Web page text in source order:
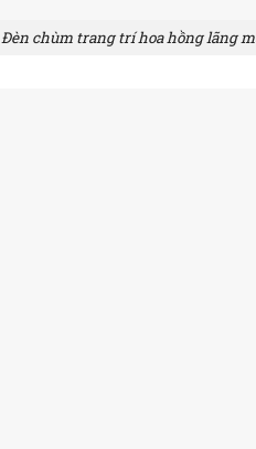
Đèn chùm trang trí hoa hồng lãng